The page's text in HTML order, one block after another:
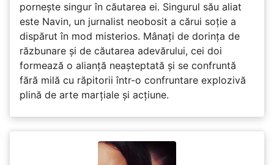
pornește singur în căutarea ei. Singurul său aliat
este Navin, un jurnalist neobosit a cărui soție a
dispărut în mod misterios. Mânați de dorința de
răzbunare și de căutarea adevărului, cei doi
formează o alianță neașteptată și se confruntă
fără milă cu răpitorii într-o confruntare explozivă
plină de arte marțiale și acțiune.